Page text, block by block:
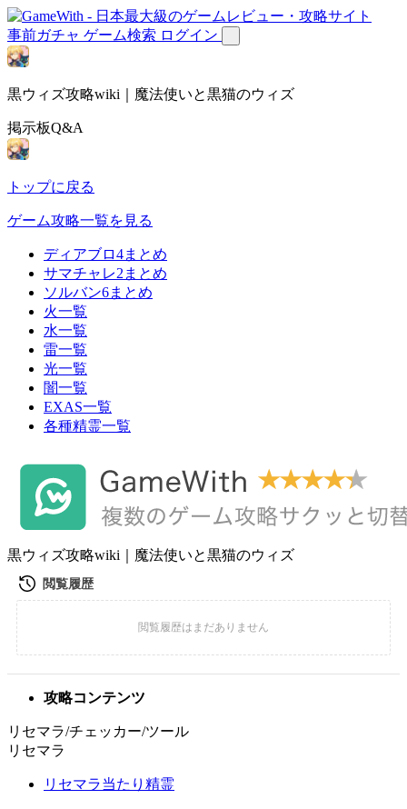
事前ガチャ ゲーム検索 ログイン
黒ウィズ攻略wiki｜魔法使いと黒猫のウィズ
掲示板Q&A
トップに戻る
ゲーム攻略一覧を見る
ディアブロ4まとめ
サマチャレ2まとめ
ソルバン6まとめ
火一覧
水一覧
雷一覧
光一覧
闇一覧
EXAS一覧
各種精霊一覧
黒ウィズ攻略wiki｜魔法使いと黒猫のウィズ
攻略コンテンツ
リセマラ/チェッカー/ツール
リセマラ
リセマラ当たり精霊